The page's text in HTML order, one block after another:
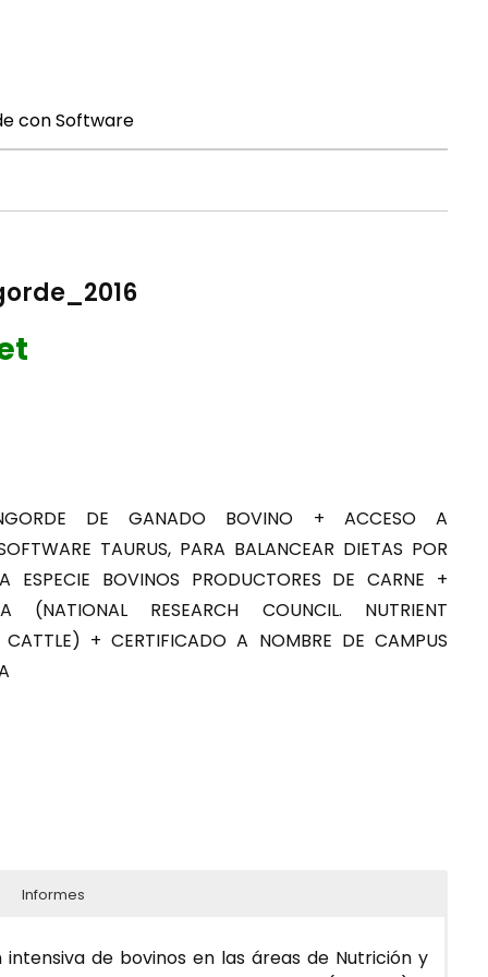
con Software
DE GANADO BOVINO + ACCESO A
TAURUS, PARA BALANCEAR DIETAS POR
ESPECIE BOVINOS PRODUCTORES DE CARNE +
(NATIONAL RESEARCH COUNCIL. NUTRIENT
CATTLE) + CERTIFICADO A NOMBRE DE CAMPUS
Informes
de bovinos en las áreas de Nutrición y